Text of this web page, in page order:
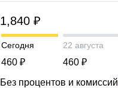
1,840 ₽
Сегодня
460 ₽
22 августа
460 ₽
Без процентов и комиссий